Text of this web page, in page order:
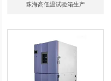
珠海高低温试验箱生产